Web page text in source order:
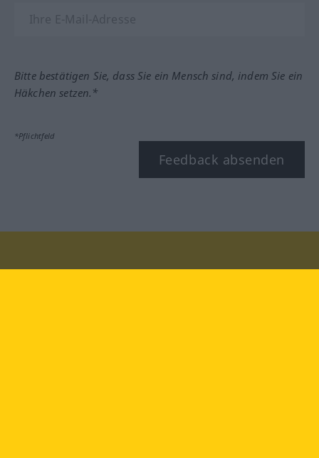
Bitte bestätigen Sie, dass Sie ein Mensch sind, indem Sie ein
Häkchen setzen.*
*Pflichtfeld
Feedback absenden
Besuchen Sie uns auf: